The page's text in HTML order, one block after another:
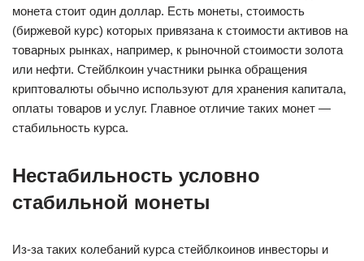
монета стоит один доллар. Есть монеты, стоимость
(биржевой курс) которых привязана к стоимости активов на
товарных рынках, например, к рыночной стоимости золота
или нефти. Стейблкоин участники рынка обращения
криптовалюты обычно используют для хранения капитала,
оплаты товаров и услуг. Главное отличие таких монет —
стабильность курса.
Нестабильность условно
стабильной монеты
Из-за таких колебаний курса стейблкоинов инвесторы и